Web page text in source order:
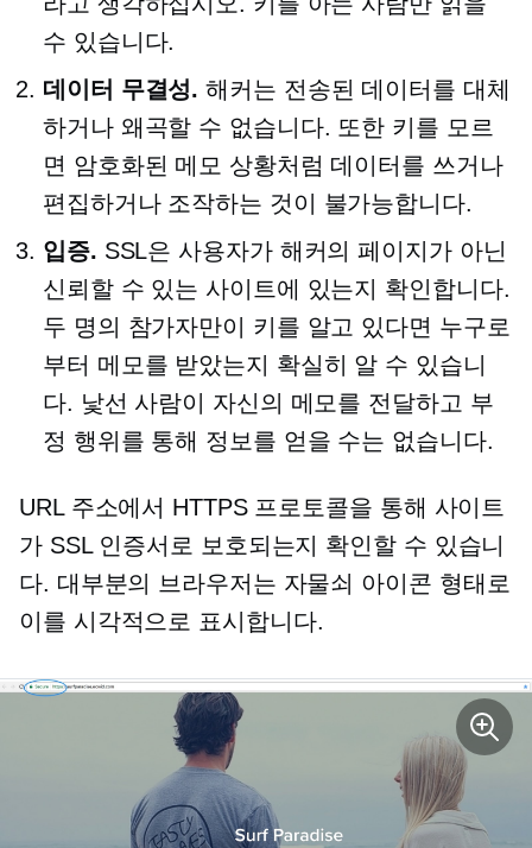
수 있습니다.
데이터 무결성. 해커는 전송된 데이터를 대체
하거나 왜곡할 수 없습니다. 또한 키를 모르
면 암호화된 메모 상황처럼 데이터를 쓰거나
편집하거나 조작하는 것이 불가능합니다.
입증. SSL은 사용자가 해커의 페이지가 아닌
신뢰할 수 있는 사이트에 있는지 확인합니다.
두 명의 참가자만이 키를 알고 있다면 누구로
부터 메모를 받았는지 확실히 알 수 있습니
다. 낯선 사람이 자신의 메모를 전달하고 부
정 행위를 통해 정보를 얻을 수는 없습니다.
URL 주소에서 HTTPS 프로토콜을 통해 사이트
가 SSL 인증서로 보호되는지 확인할 수 있습니
다. 대부분의 브라우저는 자물쇠 아이콘 형태로
이를 시각적으로 표시합니다.